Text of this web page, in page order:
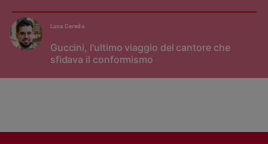
Guccini, l'ultimo viaggio del cantore che
sfidava il conformismo
Luca Cereda